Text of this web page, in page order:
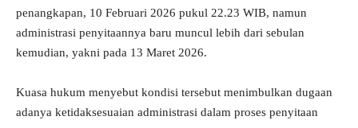
penangkapan, 10 Februari 2026 pukul 22.23 WIB, namun
administrasi penyitaannya baru muncul lebih dari sebulan
kemudian, yakni pada 13 Maret 2026.
Kuasa hukum menyebut kondisi tersebut menimbulkan dugaan
adanya ketidaksesuaian administrasi dalam proses penyitaan